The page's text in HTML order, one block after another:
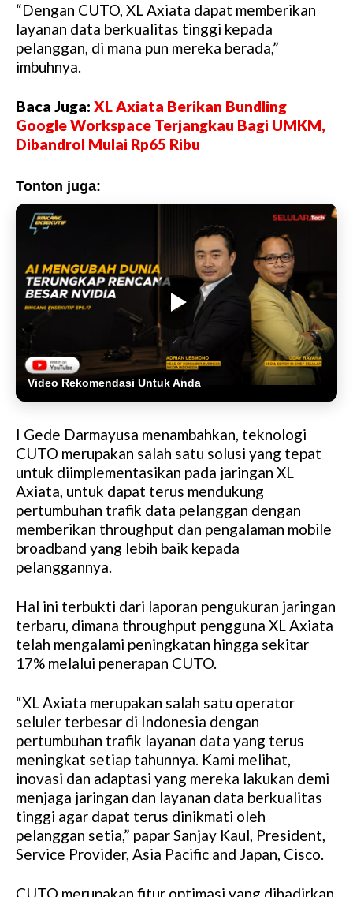
“Dengan CUTO, XL Axiata dapat memberikan
layanan data berkualitas tinggi kepada
pelanggan, di mana pun mereka berada,”
imbuhnya.
Baca Juga: XL Axiata Berikan Bundling
Google Workspace Terjangkau Bagi UMKM,
Dibandrol Mulai Rp65 Ribu
Tonton juga:
Video Rekomendasi Untuk Anda
I Gede Darmayusa menambahkan, teknologi
CUTO merupakan salah satu solusi yang tepat
untuk diimplementasikan pada jaringan XL
Axiata, untuk dapat terus mendukung
pertumbuhan trafik data pelanggan dengan
memberikan throughput dan pengalaman mobile
broadband yang lebih baik kepada
pelanggannya.
Hal ini terbukti dari laporan pengukuran jaringan
terbaru, dimana throughput pengguna XL Axiata
telah mengalami peningkatan hingga sekitar
17% melalui penerapan CUTO.
“XL Axiata merupakan salah satu operator
seluler terbesar di Indonesia dengan
pertumbuhan trafik layanan data yang terus
meningkat setiap tahunnya. Kami melihat,
inovasi dan adaptasi yang mereka lakukan demi
menjaga jaringan dan layanan data berkualitas
tinggi agar dapat terus dinikmati oleh
pelanggan setia,” papar Sanjay Kaul, President,
Service Provider, Asia Pacific and Japan, Cisco.
CUTO merupakan fitur optimasi yang dihadirkan